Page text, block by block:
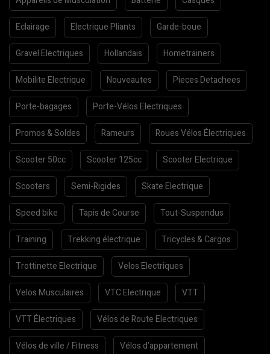
Eclairage Electrique Pliants Garde-boue
Gravel Electriques Hollandais Hometrainers
Mobilite Electrique Nouveautes Pieces Detachees
Porte-bagages Porte-Vélos Electriques
Promos & Soldes Rameurs Roues Vélos Électriques
Scooter 50cc Scooter 125cc Scooter Electrique
Scooters Semi-Rigides Skate Electrique
Speed bike Tapis de Course Tout-Suspendus
Training Trekking électrique Tricycles & Cargos
Trottinette Electrique Velos Electriques
Velos Musculaires VTC Electrique VTT
VTT Électriques Vélos de Route Electriques
Vélos de ville / Fitness Vélos d’appartement